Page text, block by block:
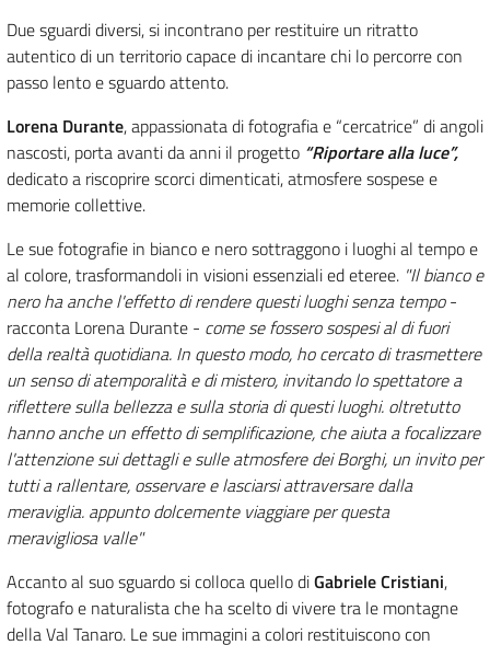
Due sguardi diversi, si incontrano per restituire un ritratto
autentico di un territorio capace di incantare chi lo percorre con
passo lento e sguardo attento.
Lorena Durante, appassionata di fotografia e “cercatrice” di angoli
nascosti, porta avanti da anni il progetto “Riportare alla luce”,
dedicato a riscoprire scorci dimenticati, atmosfere sospese e
memorie collettive.
Le sue fotografie in bianco e nero sottraggono i luoghi al tempo e
al colore, trasformandoli in visioni essenziali ed eteree. "Il bianco e
nero ha anche l'effetto di rendere questi luoghi senza tempo-
racconta Lorena Durante - come se fossero sospesi al di fuori
della realtà quotidiana. In questo modo, ho cercato di trasmettere
un senso di atemporalità e di mistero, invitando lo spettatore a
riflettere sulla bellezza e sulla storia di questi luoghi. oltretutto
hanno anche un effetto di semplificazione, che aiuta a focalizzare
l'attenzione sui dettagli e sulle atmosfere dei Borghi, un invito per
tutti a rallentare, osservare e lasciarsi attraversare dalla
meraviglia. appunto dolcemente viaggiare per questa
meravigliosa valle"
Accanto al suo sguardo si colloca quello diGabriele Cristiani,
fotografo e naturalista che ha scelto di vivere tra le montagne
della Val Tanaro. Le sue immagini a colori restituiscono con